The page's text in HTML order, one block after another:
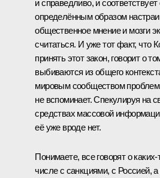
и справедливо, и
определённым образом
общественное мнение и мозги
считаться. И уже тот факт, что
принять этот закон, говорит о
выбиваются из общего
мировым сообществом
не вспоминает. Спекулируя на
средствах массовой
её уже вроде нет.
Понимаете, все говорят о
числе с санкциями, с Россией,